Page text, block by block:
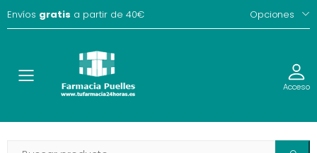
Envíos gratis a partir de 40€ Opciones
Toggle Acceso